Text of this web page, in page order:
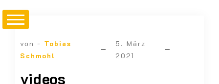
von - Tobias
Schmohl
5. März
2021
videos